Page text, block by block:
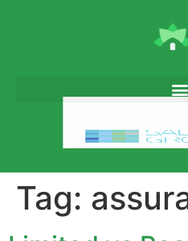
Tag: